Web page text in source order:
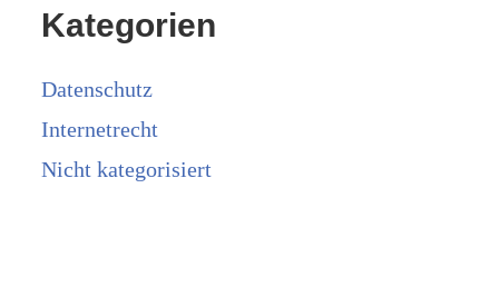
Kategorien
Datenschutz
Internetrecht
Nicht kategorisiert